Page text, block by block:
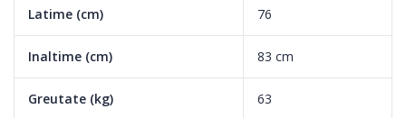
Latime (cm) 76
Inaltime (cm) 83 cm
Greutate (kg) 63